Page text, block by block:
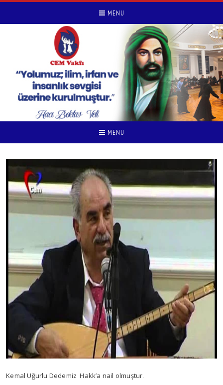
MENU
MENU
Kemal Uğurlu Dedemiz Hakk’a nail olmuştur.